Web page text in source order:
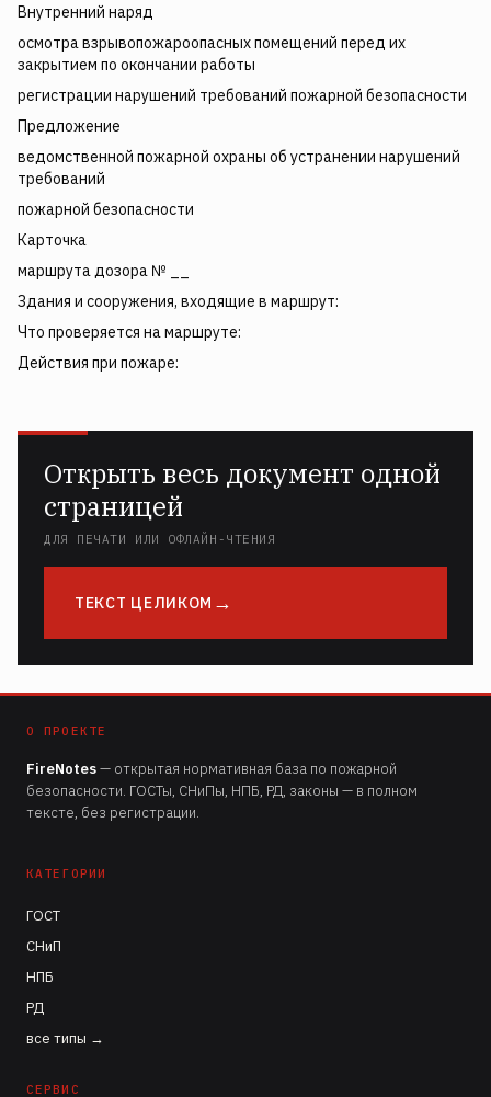
Внутренний наряд
осмотра взрывопожароопасных помещений перед их
закрытием по окончании работы
регистрации нарушений требований пожарной безопасности
Предложение
ведомственной пожарной охраны об устранении нарушений
требований
пожарной безопасности
Карточка
маршрута дозора № __
Здания и сооружения, входящие в маршрут:
Что проверяется на маршруте:
Действия при пожаре:
Открыть весь документ одной
страницей
ДЛЯ ПЕЧАТИ ИЛИ ОФЛАЙН-ЧТЕНИЯ
ТЕКСТ ЦЕЛИКОМ
О ПРОЕКТЕ
FireNotes— открытая нормативная база по пожарной
безопасности. ГОСТы, СНиПы, НПБ, РД, законы — в полном
тексте, без регистрации.
КАТЕГОРИИ
ГОСТ
СНиП
НПБ
РД
все типы →
СЕРВИС